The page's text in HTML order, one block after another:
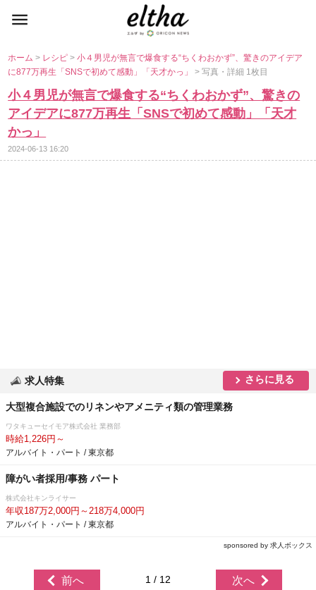
ホーム> レシピ>小４男児が無言で爆食する“ちくわおかず”、驚きのアイデア
に877万再生「SNSで初めて感動」「天才かっ」> 写真・詳細 1枚目
小４男児が無言で爆食する“ちくわおかず”、驚きの
アイデアに877万再生「SNSで初めて感動」「天才
かっ」
2024-06-13 16:20
求人特集 さらに見る
大型複合施設でのリネンやアメニティ類の管理業務
ワタキューセイモア株式会社 業務部
時給1,226円～
アルバイト・パート / 東京都
障がい者採用/事務 パート
株式会社キンライサー
年収187万2,000円～218万4,000円
アルバイト・パート / 東京都
sponsored by 求人ボックス
前へ 1 / 12 次へ